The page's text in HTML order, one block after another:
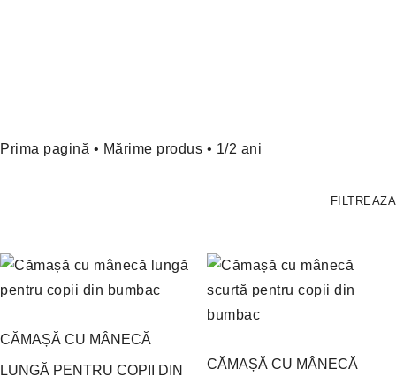
Prima pagină • Mărime produs • 1/2 ani
FILTREAZA
CĂMAȘĂ CU MÂNECĂ
LUNGĂ PENTRU COPII DIN CĂMAȘĂ CU MÂNECĂ